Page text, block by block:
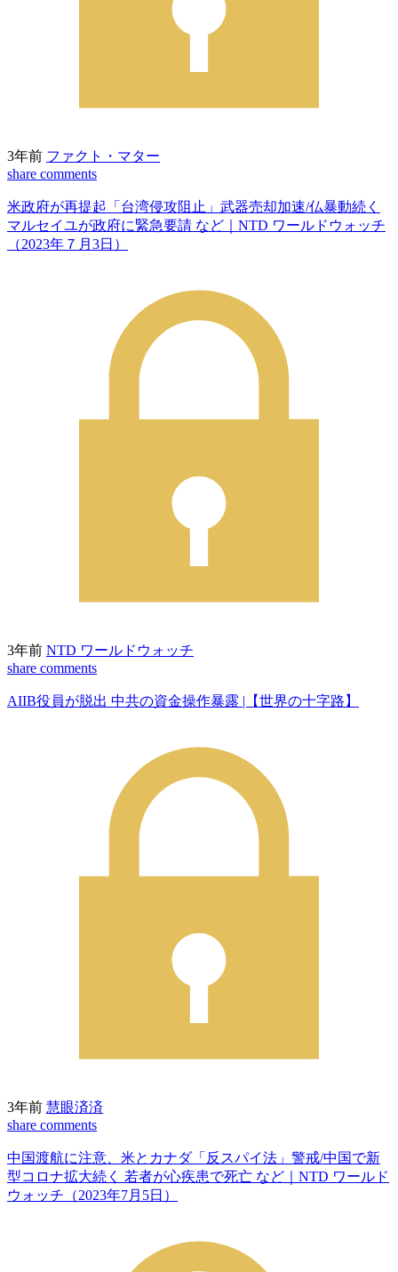
3年前 ファクト・マター
share comments
米政府が再提起「台湾侵攻阻止」武器売却加速/仏暴動続く
マルセイユが政府に緊急要請 など｜NTD ワールドウォッチ
（2023年７月3日）
3年前 NTD ワールドウォッチ
share comments
AIIB役員が脱出 中共の資金操作暴露 |【世界の十字路】
3年前 慧眼済済
share comments
中国渡航に注意、米とカナダ「反スパイ法」警戒/中国で新
型コロナ拡大続く 若者が心疾患で死亡 など｜NTD ワールド
ウォッチ（2023年7月5日）